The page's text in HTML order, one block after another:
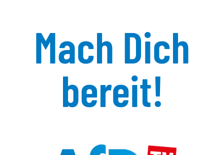
Mach Dich
bereit!